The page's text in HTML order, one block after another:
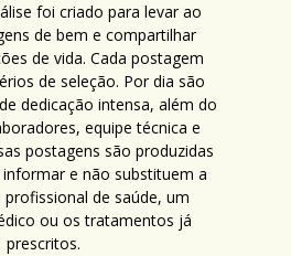
foi criado para levar ao
de bem e compartilhar
de vida. Cada postagem
de seleção. Por dia são
dedicação intensa, além do
equipe técnica e
postagens são produzidas
e não substituem a
de saúde, um
ou os tratamentos já
prescritos.